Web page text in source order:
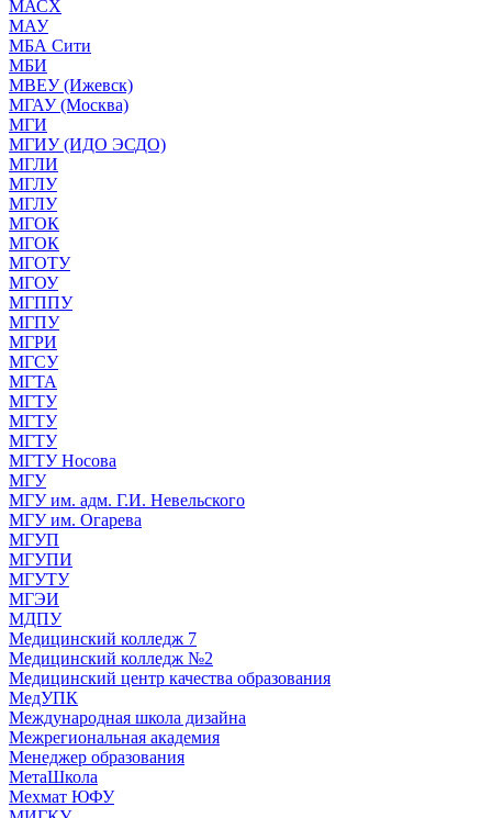
МАСХ
МАУ
МБА Сити
МБИ
МВЕУ (Ижевск)
МГАУ (Москва)
МГИ
МГИУ (ИДО ЭСДО)
МГЛИ
МГЛУ
МГЛУ
МГОК
МГОК
МГОТУ
МГОУ
МГППУ
МГПУ
МГРИ
МГСУ
МГТА
МГТУ
МГТУ
МГТУ
МГТУ Носова
МГУ
МГУ им. адм. Г.И. Невельского
МГУ им. Огарева
МГУП
МГУПИ
МГУТУ
МГЭИ
МДПУ
Медицинский колледж 7
Медицинский колледж №2
Медицинский центр качества образования
МедУПК
Международная школа дизайна
Межрегиональная академия
Менеджер образования
МетаШкола
Мехмат ЮФУ